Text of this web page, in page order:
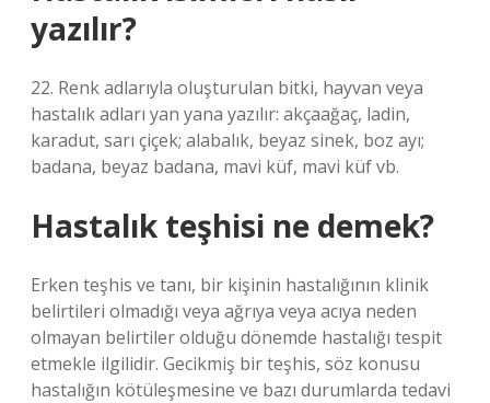
yazılır?
22. Renk adlarıyla oluşturulan bitki, hayvan veya
hastalık adları yan yana yazılır: akçaağaç, ladin,
karadut, sarı çiçek; alabalık, beyaz sinek, boz ayı;
badana, beyaz badana, mavi küf, mavi küf vb.
Hastalık teşhisi ne demek?
Erken teşhis ve tanı, bir kişinin hastalığının klinik
belirtileri olmadığı veya ağrıya veya acıya neden
olmayan belirtiler olduğu dönemde hastalığı tespit
etmekle ilgilidir. Gecikmiş bir teşhis, söz konusu
hastalığın kötüleşmesine ve bazı durumlarda tedavi